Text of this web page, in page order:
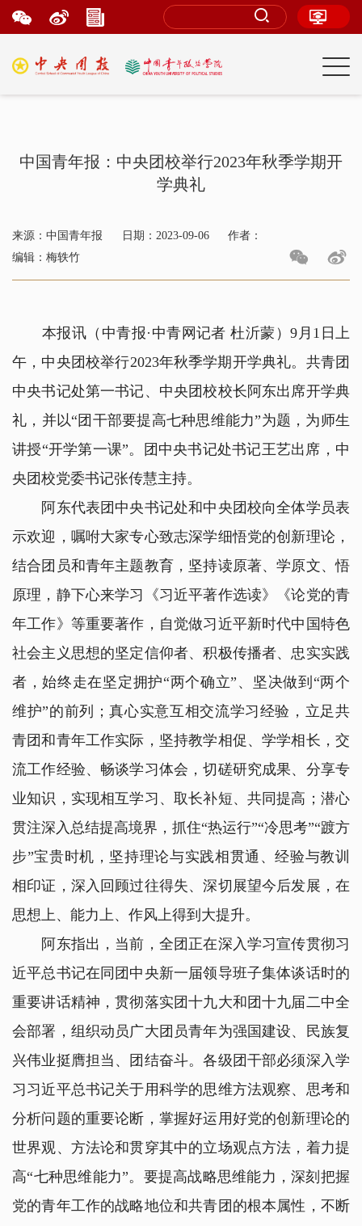
中国青年报：中央团校举行2023年秋季学期开
学典礼
来源：中国青年报 日期：2023-09-06
作者：
编辑：梅轶竹
本报讯（中青报·中青网记者 杜沂蒙）9月1日上
午，中央团校举行2023年秋季学期开学典礼。共青团
中央书记处第一书记、中央团校校长阿东出席开学典
礼，并以“团干部要提高七种思维能力”为题，为师生
讲授“开学第一课”。团中央书记处书记王艺出席，中
央团校党委书记张传慧主持。
阿东代表团中央书记处和中央团校向全体学员表
示欢迎，嘱咐大家专心致志深学细悟党的创新理论，
结合团员和青年主题教育，坚持读原著、学原文、悟
原理，静下心来学习《习近平著作选读》《论党的青
年工作》等重要著作，自觉做习近平新时代中国特色
社会主义思想的坚定信仰者、积极传播者、忠实实践
者，始终走在坚定拥护“两个确立”、坚决做到“两个
维护”的前列；真心实意互相交流学习经验，立足共
青团和青年工作实际，坚持教学相促、学学相长，交
流工作经验、畅谈学习体会，切磋研究成果、分享专
业知识，实现相互学习、取长补短、共同提高；潜心
贯注深入总结提高境界，抓住“热运行”“冷思考”“踱方
步”宝贵时机，坚持理论与实践相贯通、经验与教训
相印证，深入回顾过往得失、深切展望今后发展，在
思想上、能力上、作风上得到大提升。
阿东指出，当前，全团正在深入学习宣传贯彻习
近平总书记在同团中央新一届领导班子集体谈话时的
重要讲话精神，贯彻落实团十九大和团十九届二中全
会部署，组织动员广大团员青年为强国建设、民族复
兴伟业挺膺担当、团结奋斗。各级团干部必须深入学
习习近平总书记关于用科学的思维方法观察、思考和
分析问题的重要论断，掌握好运用好党的创新理论的
世界观、方法论和贯穿其中的立场观点方法，着力提
高“七种思维能力”。要提高战略思维能力，深刻把握
党的青年工作的战略地位和共青团的根本属性，不断